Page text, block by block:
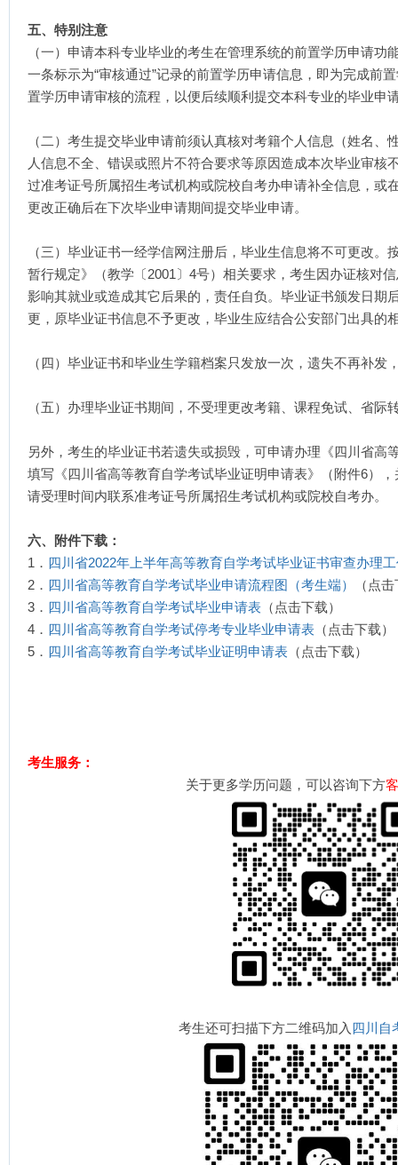
五、特别注意
（一）申请本科专业毕业的考生在管理系统的前置学历申请功
一条标示为“审核通过”记录的前置学历申请信息，即为完成前
置学历申请审核的流程，以便后续顺利提交本科专业的毕业申
（二）考生提交毕业申请前须认真核对考籍个人信息（姓名、
人信息不全、错误或照片不符合要求等原因造成本次毕业审核
过准考证号所属招生考试机构或院校自考办申请补全信息，或
更改正确后在下次毕业申请期间提交毕业申请。
（三）毕业证书一经学信网注册后，毕业生信息将不可更改。
暂行规定》（教学〔2001〕4号）相关要求，考生因办证核对
影响其就业或造成其它后果的，责任自负。毕业证书颁发日期
更，原毕业证书信息不予更改，毕业生应结合公安部门出具的
（四）毕业证书和毕业生学籍档案只发放一次，遗失不再补发
（五）办理毕业证书期间，不受理更改考籍、课程免试、省际
另外，考生的毕业证书若遗失或损毁，可申请办理《四川省高
填写《四川省高等教育自学考试毕业证明申请表》（附件6）
请受理时间内联系准考证号所属招生考试机构或院校自考办。
六、附件下载：
1． 四川省2022年上半年高等教育自学考试毕业证书审查办理
2． 四川省高等教育自学考试毕业申请流程图（考生端）
（点
3． 四川省高等教育自学考试毕业申请表 （点击下载）
4． 四川省高等教育自学考试停考专业毕业申请表 （点击下载）
5． 四川省高等教育自学考试毕业证明申请表 （点击下载）
考生服务：
关于更多学历问题，可以咨询下方
考生还可扫描下方二维码加入 四川自